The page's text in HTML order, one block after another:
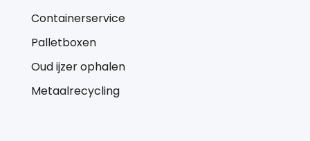
Containerservice
Palletboxen
Oud ijzer ophalen
Metaalrecycling